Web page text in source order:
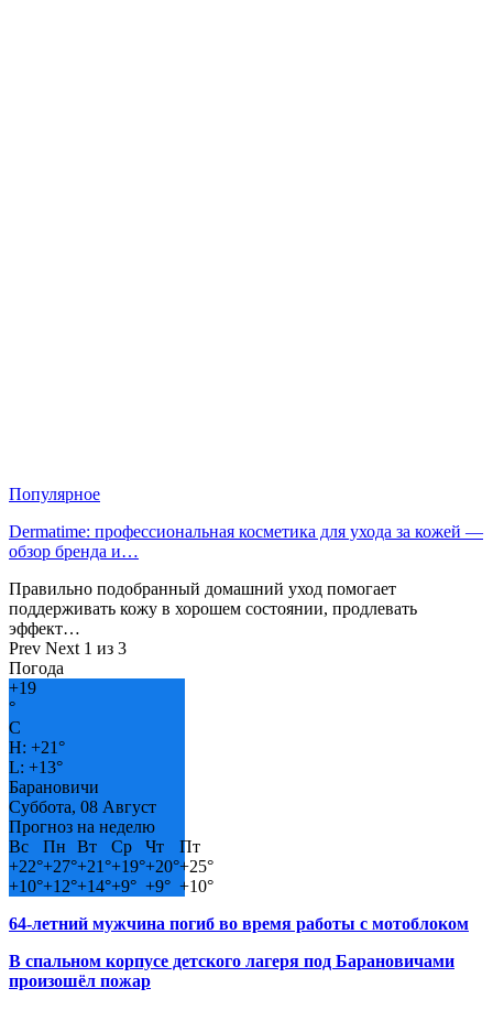
Популярное
Dermatime: профессиональная косметика для ухода за кожей —
обзор бренда и…
Правильно подобранный домашний уход помогает
поддерживать кожу в хорошем состоянии, продлевать
эффект…
Prev Next 1 из 3
Погода
+19
°
C
H: +21°
L: +13°
Барановичи
Суббота, 08 Август
Прогноз на неделю
Вс
Пн Вт Ср Чт
Пт
+22°+27°+21°+19°+20°+25°
+10°+12°+14°+9° +9° +10°
64-летний мужчина погиб во время работы с мотоблоком
В спальном корпусе детского лагеря под Барановичами
произошёл пожар